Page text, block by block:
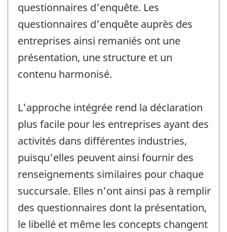
questionnaires d'enquête. Les
questionnaires d'enquête auprès des
entreprises ainsi remaniés ont une
présentation, une structure et un
contenu harmonisé.
L'approche intégrée rend la déclaration
plus facile pour les entreprises ayant des
activités dans différentes industries,
puisqu'elles peuvent ainsi fournir des
renseignements similaires pour chaque
succursale. Elles n'ont ainsi pas à remplir
des questionnaires dont la présentation,
le libellé et même les concepts changent